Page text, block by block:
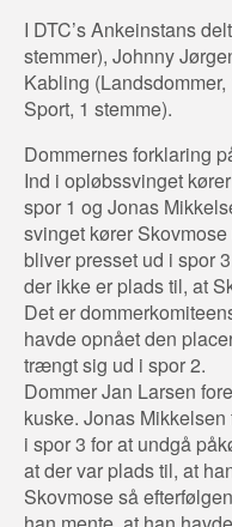
I DTC’s Ankeinstans
stemmer), Johnny
Kabling
Sport, 1 stemme).
Dommernes forklaring
Ind i opløbssvinget
spor 1 og Jonas
svinget kører
bliver presset ud i spor
der ikke er plads til, at
Det er
havde opnået den
trængt sig ud i spor 2.
Dommer Jan Larsen
kuske. Jonas
i spor 3 for at undgå
at der var plads til, at
Skovmose så